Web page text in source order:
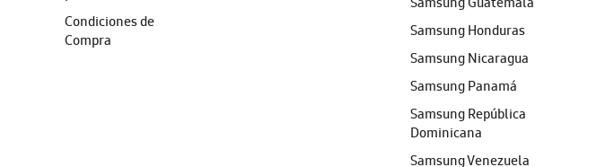
Condiciones de
Compra
Samsung Guatemala
Samsung Honduras
Samsung Nicaragua
Samsung Panamá
Samsung República
Dominicana
Samsung Venezuela